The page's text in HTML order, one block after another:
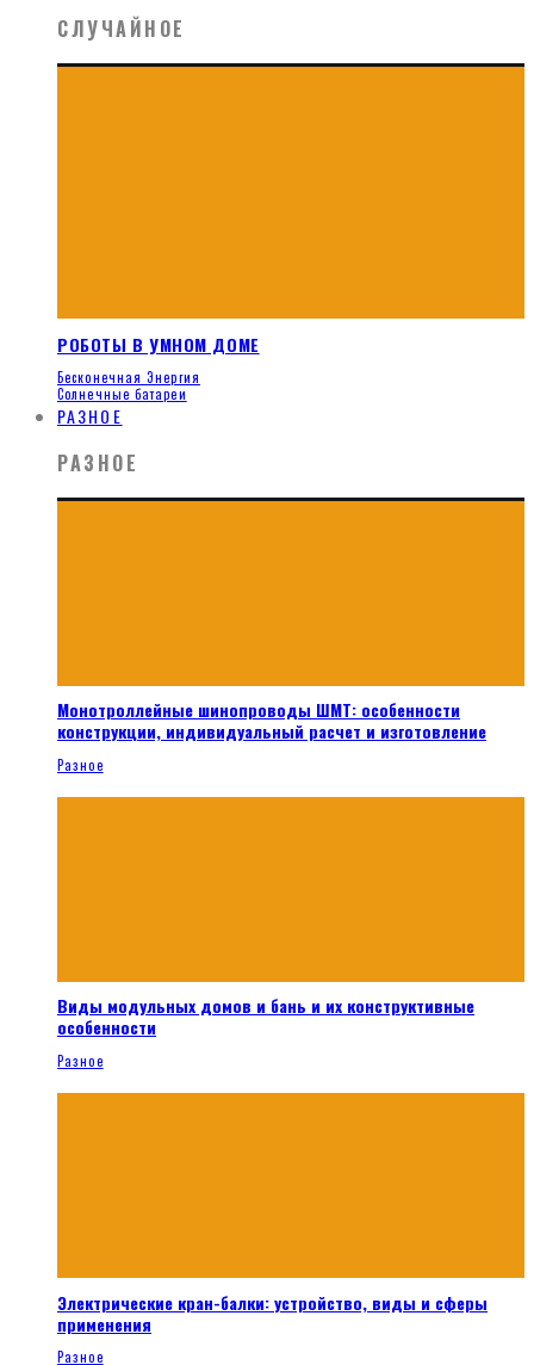
СЛУЧАЙНОЕ
РОБОТЫ В УМНОМ ДОМЕ
Бесконечная Энергия
Солнечные батареи
РАЗНОЕ
РАЗНОЕ
Монотроллейные шинопроводы ШМТ: особенности
конструкции, индивидуальный расчет и изготовление
Разное
Виды модульных домов и бань и их конструктивные
особенности
Разное
Электрические кран-балки: устройство, виды и сферы
применения
Разное